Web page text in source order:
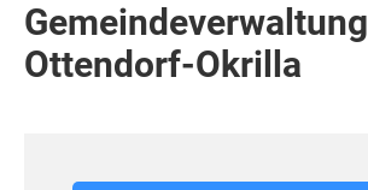
Gemeindeverwaltung
Ottendorf-Okrilla